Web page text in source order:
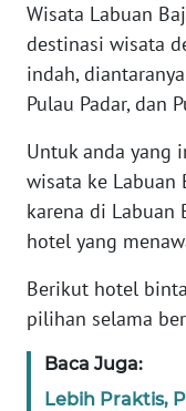
Wisata Labuan
destinasi wisata
indah,
Pulau Padar, dan
Untuk anda yang
wisata ke Labuan
karena di Labuan
hotel yang
Berikut hotel
pilihan selama
Baca Juga:
Lebih Praktis,
Wahana
News
Regional
SUMUT
WN
JAKARTA
WN
JABAR
BANTEN